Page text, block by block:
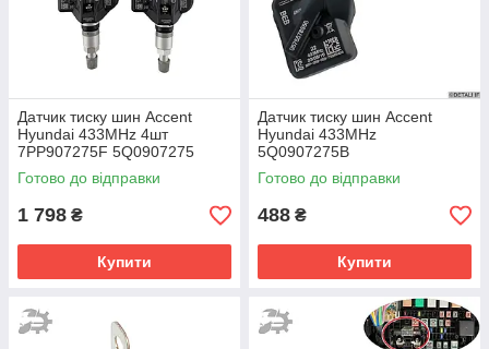
Датчик тиску шин Accent
Hyundai 433MHz 4шт
7PP907275F 5Q0907275
5Q0907275B
Готово до відправки
1 798 ₴
Купити
Датчик тиску шин Accent
Hyundai 433MHz
5Q0907275B
Готово до відправки
488 ₴
Купити